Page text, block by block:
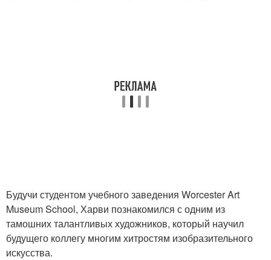
Будучи студентом учебного заведения Worcester Art
Museum School, Харви познакомился с одним из
тамошних талантливых художников, который научил
будущего коллегу многим хитростям изобразительного
искусства.